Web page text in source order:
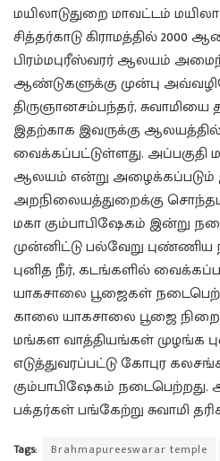
மயிலாடுதுறை மாவட்டம்
சித்தர்காடு கிராமத்தில்
பிரம்மபுரீஸ்வரர் ஆலயம்
ஆண்டுகளுக்கு முன்பு
திருஞானசம்பந்தர், சுவாமியை
இதற்காக இவருக்கு
வைக்கப்பட்டுள்ளது. அப்பகுதி
ஆலயம் என்று
அறநிலையத்துறைக்கு
மகா கும்பாபிஷேகம் இன்று
முன்னிட்டு பல்வேறு புண்ணிய
புனித நீர், கடங்களில்
யாகசாலை பூஜைகள்
காலை யாகசாலை பூஜை
மங்கள வாத்தியங்கள் முழங்க
எடுத்துவரப்பட்டு கோபுர
கும்பாபிஷேகம்
பக்தர்கள் பங்கேற்று சுவாமி
Tags: Brahmapureeswarar temple